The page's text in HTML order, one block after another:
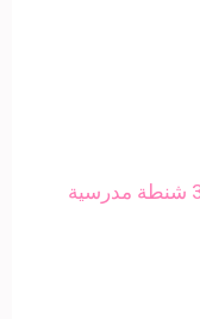
محافظ البحر الأحمر يوزع 3500 شنطة مدرسية